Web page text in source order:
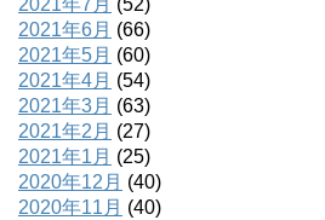
2021年7月 (52)
2021年6月 (66)
2021年5月 (60)
2021年4月 (54)
2021年3月 (63)
2021年2月 (27)
2021年1月 (25)
2020年12月 (40)
2020年11月 (40)